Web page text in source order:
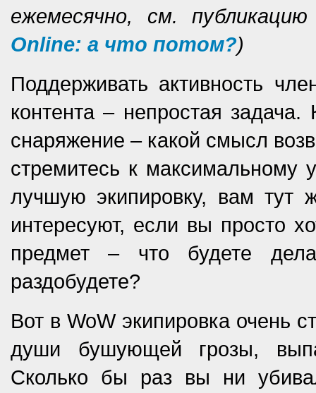
ежемесячно, см.
Online: а что потом?)
Поддерживать активность
контента – непростая
снаряжение – какой смысл
стремитесь к максимальному
лучшую экипировку, вам тут
интересуют, если вы просто
предмет – что будете
раздобудете?
Вот в WoW экипировка очень
души бушующей грозы,
Сколько бы раз вы ни